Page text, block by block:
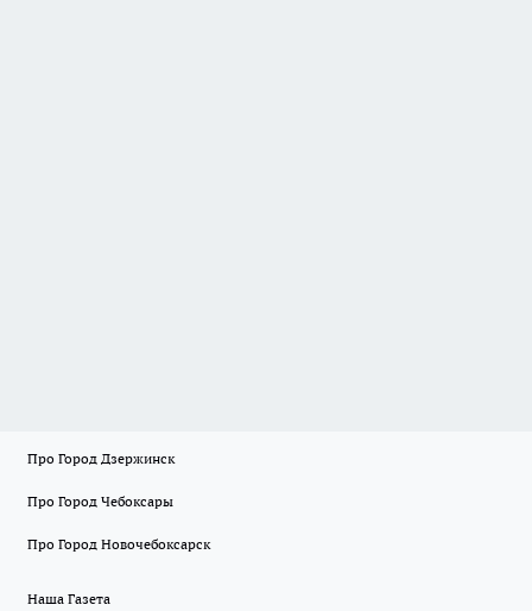
Про Город Дзержинск
Про Город Чебоксары
Про Город Новочебоксарск
Наша Газета